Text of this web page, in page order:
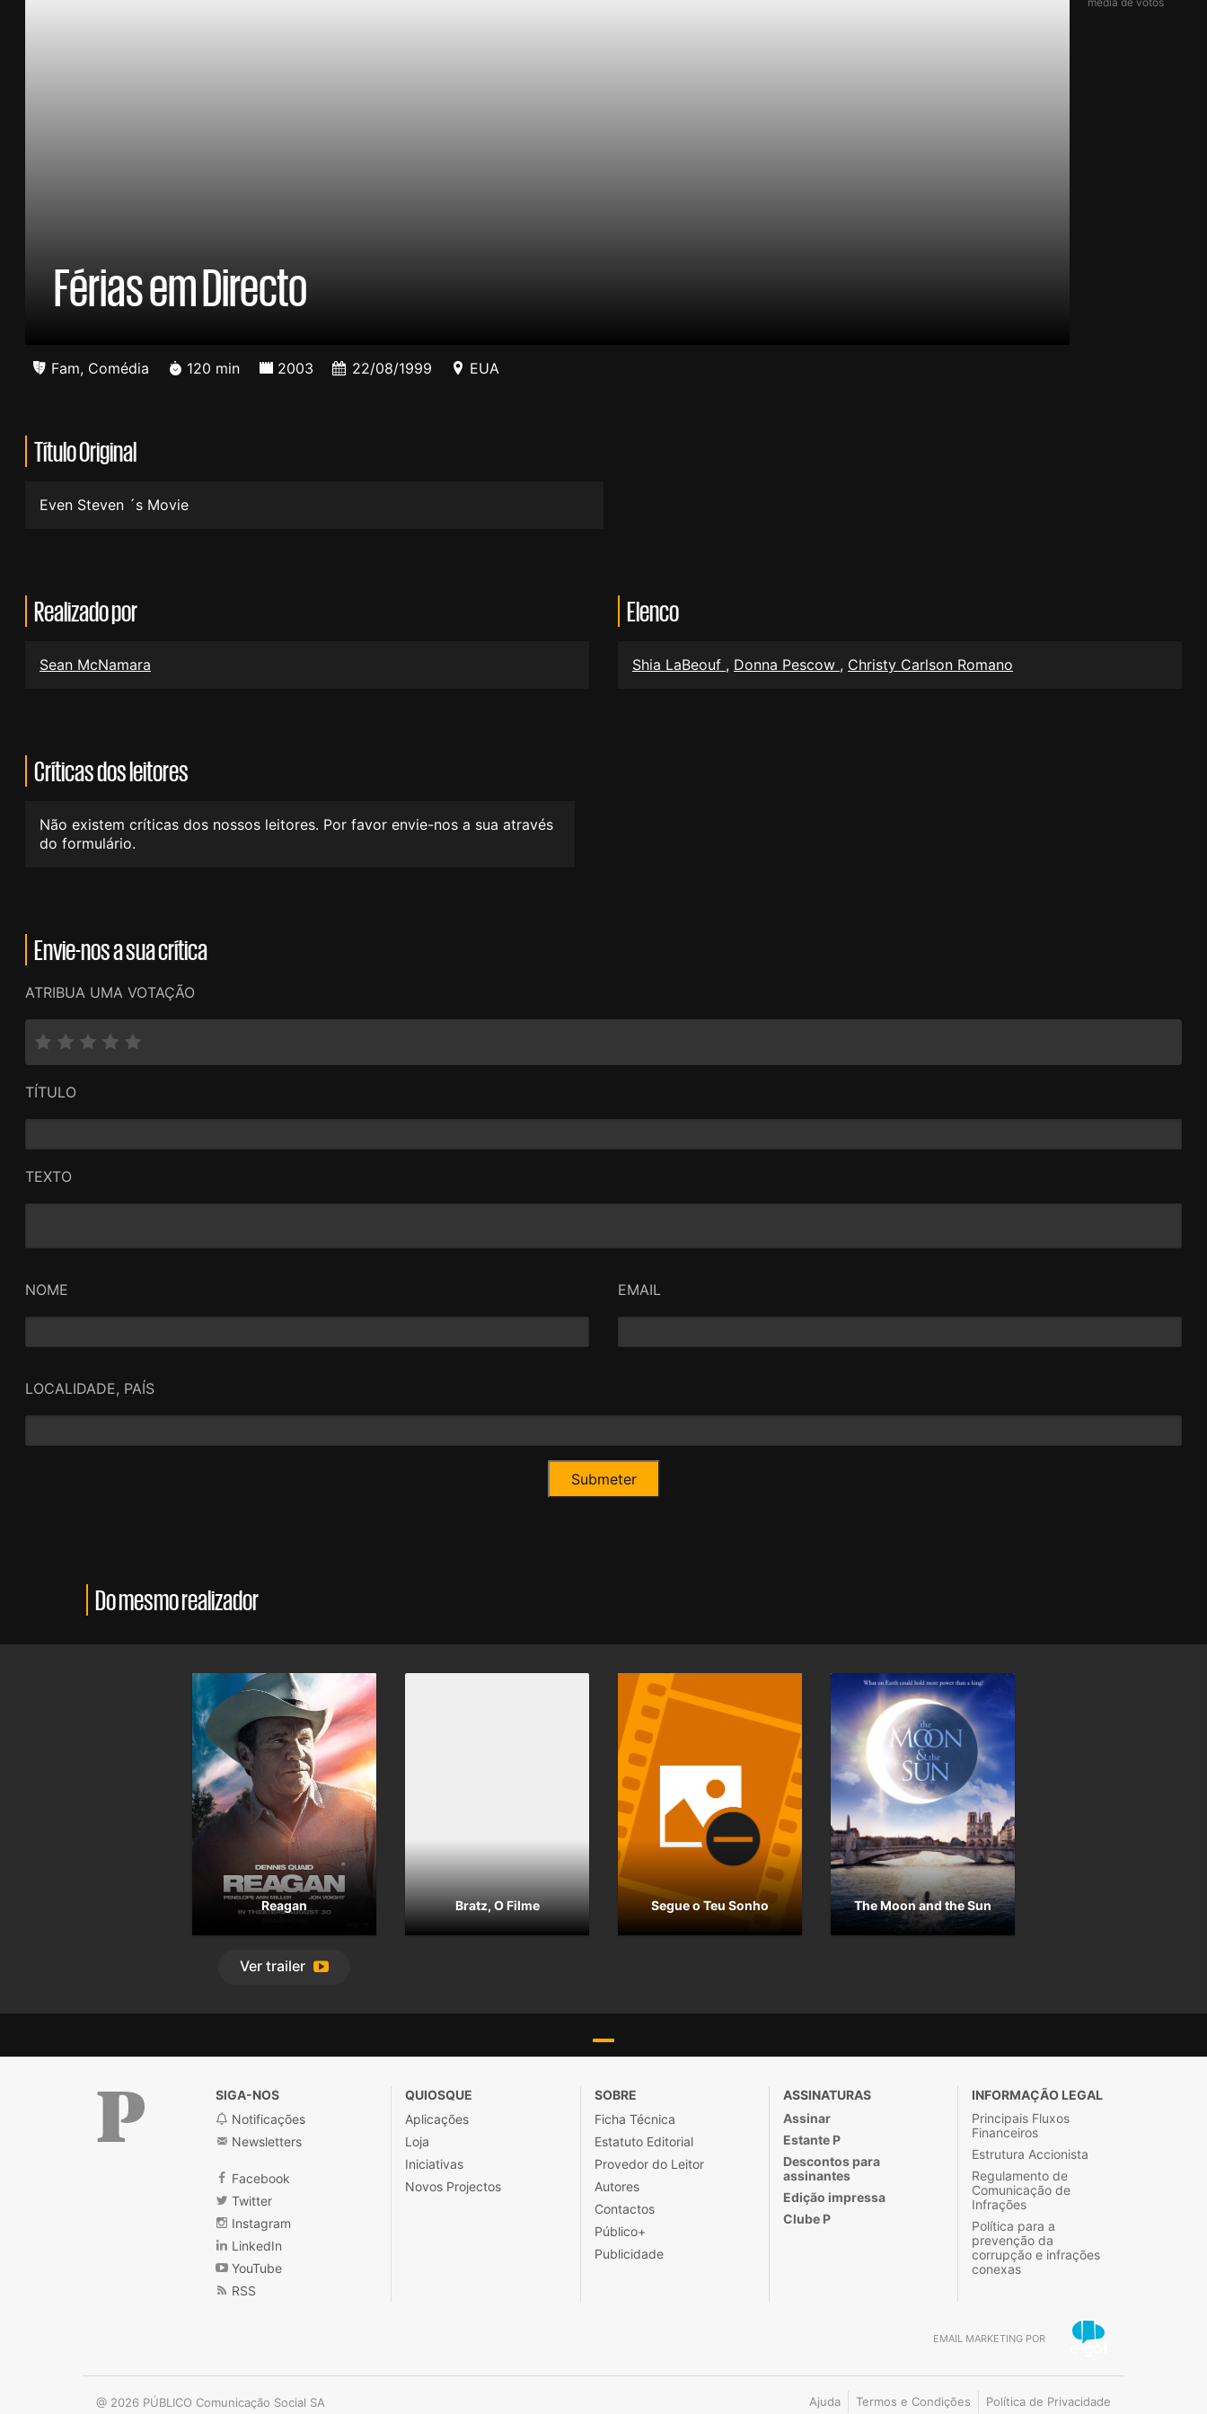
Férias em Directo
Fam, Comédia 120 min 2003 22/08/1999 EUA
Título Original
Even Steven ´s Movie
Realizado por
Sean McNamara
Elenco
Shia LaBeouf , Donna Pescow , Christy Carlson Romano
Críticas dos leitores
Não existem críticas dos nossos leitores. Por favor envie-nos a sua através
do formulário.
Envie-nos a sua crítica
ATRIBUA UMA VOTAÇÃO
TÍTULO
TEXTO
NOME EMAIL
LOCALIDADE, PAÍS
Do mesmo realizador
Reagan
Ver trailer
Bratz, O Filme Segue o Teu Sonho The Moon and the Sun
Público
SIGA-NOS
Notificações
Newsletters
Facebook
Twitter
Instagram
LinkedIn
YouTube
RSS
QUIOSQUE
Aplicações
Loja
Iniciativas
Novos Projectos
SOBRE
Ficha Técnica
Estatuto Editorial
Provedor do Leitor
Autores
Contactos
Público+
Publicidade
ASSINATURAS
Assinar
Estante P
Descontos para
assinantes
Edição impressa
Clube P
INFORMAÇÃO LEGAL
Principais Fluxos
Financeiros
Estrutura Accionista
Regulamento de
Comunicação de
Infrações
Política para a
prevenção da
corrupção e infrações
conexas
EMAIL MARKETING POR
@ 2026 PÚBLICO Comunicação Social SA Ajuda Termos e Condições Política de Privacidade